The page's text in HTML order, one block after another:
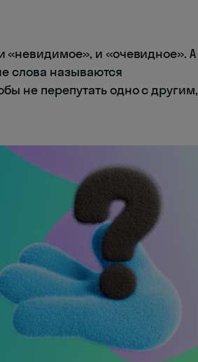
«невидимое», и «очевидное». А
слова называются
не перепутать одно с другим,